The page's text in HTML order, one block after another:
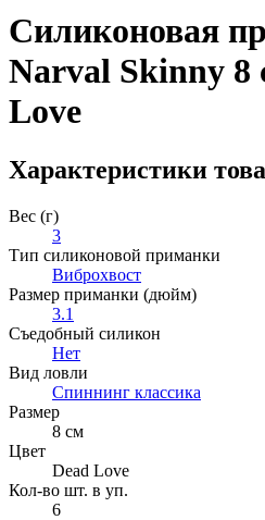
Силиконовая
Narval Skinny 8
Love
Характеристики
Вес (г)
3
Тип силиконовой приманки
Виброхвост
Размер приманки (дюйм)
3.1
Съедобный силикон
Нет
Вид ловли
Спиннинг классика
Размер
8 см
Цвет
Dead Love
Кол-во шт. в уп.
6